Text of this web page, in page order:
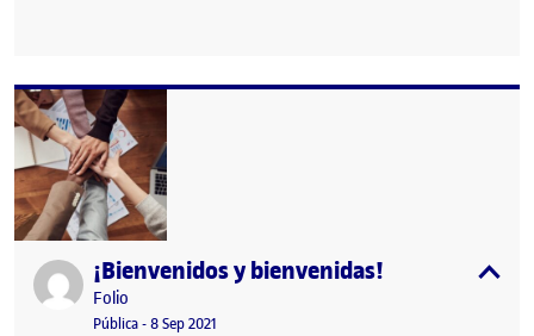
Publicado por¡Bienvenidos y bienvenidas!
Publicado por
Folio
Visibilidad:
Pública-Fecha de publicación
8 Sep 2021